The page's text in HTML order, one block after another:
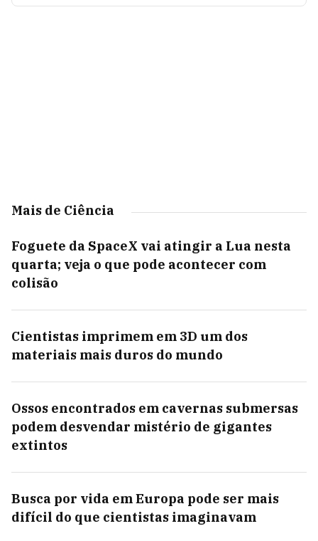
Mais de Ciência
Foguete da SpaceX vai atingir a Lua nesta
quarta; veja o que pode acontecer com
colisão
Cientistas imprimem em 3D um dos
materiais mais duros do mundo
Ossos encontrados em cavernas submersas
podem desvendar mistério de gigantes
extintos
Busca por vida em Europa pode ser mais
difícil do que cientistas imaginavam